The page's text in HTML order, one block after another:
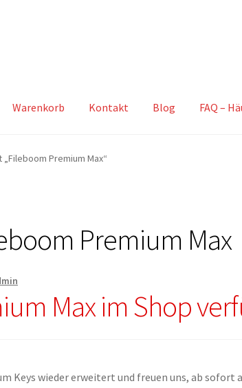
Warenkorb Kontakt Blog FAQ –
Premium Max“
Premium Max
Max im Shop
Keys wieder erweitert und freuen uns, ab sofort